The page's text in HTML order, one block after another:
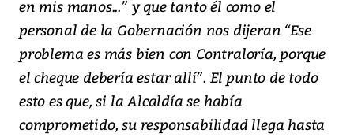
en mis manos...” y que tanto él como el
personal de la Gobernación nos dijeran “Ese
problema es más bien con Contraloría, porque
el cheque debería estar allí”. El punto de todo
esto es que, si la Alcaldía se había
comprometido, su responsabilidad llega hasta